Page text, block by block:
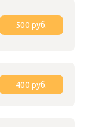
500 руб.
400 руб.